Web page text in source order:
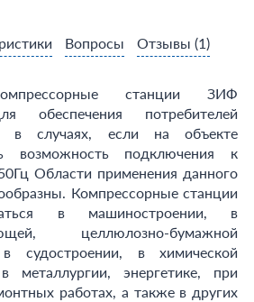
Вопросы Отзывы (1)
станции ЗИФ
обеспечения потребителей
в случаях, если на объекте
возможность подключения к
Области применения данного
Компрессорные станции
в машиностроении, в
целлюлозно-бумажной
судостроении, в химической
металлургии, энергетике, при
работах, а также в других